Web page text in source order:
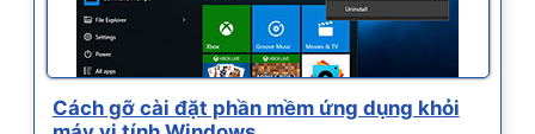
Cách gỡ cài đặt phần mềm ứng dụng khỏi